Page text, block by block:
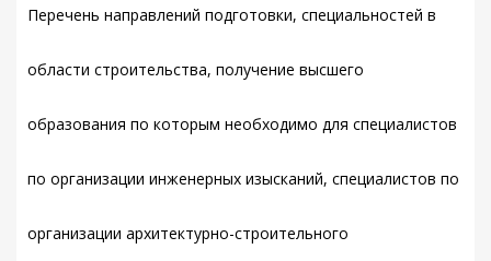
Перечень направлений подготовки, специальностей в
области строительства, получение высшего
образования по которым необходимо для специалистов
по организации инженерных изысканий, специалистов по
организации архитектурно-строительного